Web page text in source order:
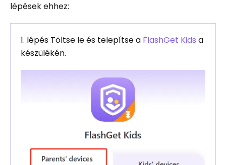
lépések ehhez:
1. lépés Töltse le és telepítse a FlashGet Kids a
készülékén.